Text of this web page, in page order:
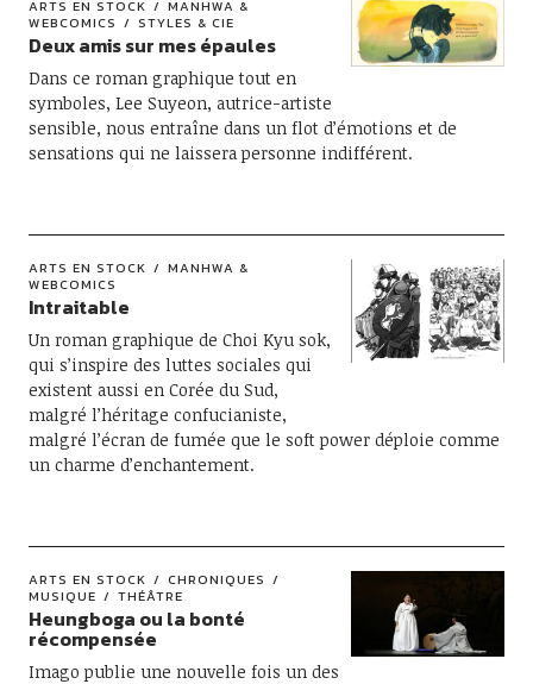
ARTS EN STOCK
MANHWA &
WEBCOMICS
STYLES & CIE
Deux amis sur mes épaules
Dans ce roman graphique tout en
symboles, Lee Suyeon, autrice-artiste
sensible, nous entraîne dans un flot d’émotions et de
sensations qui ne laissera personne indifférent.
ARTS EN STOCK
MANHWA &
WEBCOMICS
Intraitable
Un roman graphique de Choi Kyu sok,
qui s’inspire des luttes sociales qui
existent aussi en Corée du Sud,
malgré l’héritage confucianiste,
malgré l’écran de fumée que le soft power déploie comme
un charme d’enchantement.
ARTS EN STOCK
CHRONIQUES
MUSIQUE
THÉÂTRE
Heungboga ou la bonté
récompensée
Imago publie une nouvelle fois un des